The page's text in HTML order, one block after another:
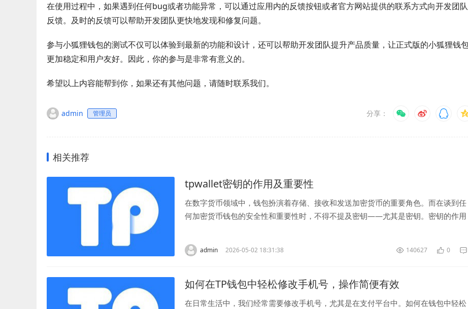
在使用过程中，如果遇到任何bug或者功能异常，可以通过应用内的反馈按钮或者官方网站提供的联系方式向开发团队
反馈。及时的反馈可以帮助开发团队更快地发现和修复问题。
参与小狐狸钱包的测试不仅可以体验到最新的功能和设计，还可以帮助开发团队提升产品质量，让正式版的小狐狸钱
更加稳定和用户友好。因此，你的参与是非常有意义的。
希望以上内容能帮到你，如果还有其他问题，请随时联系我们。
admin 管理员 分享：
相关推荐
tpwallet密钥的作用及重要性
在数字货币领域中，钱包扮演着存储、接收和发送加密货币的重要角色。而在谈到任
何加密货币钱包的安全性和重要性时，不得不提及密钥——尤其是密钥。密钥的作用
admin 2026-05-02 18:31:38 140627 0
如何在TP钱包中轻松修改手机号，操作简便有效
在日常生活中，我们经常需要修改手机号，尤其是在支付平台中。如何在钱包中轻松